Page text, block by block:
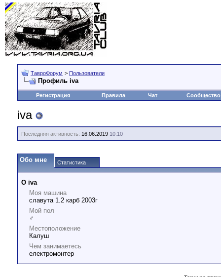
ТавроФорум > Пользователи
Профиль iva
Регистрация Правила Чат Сообщество
iva
Последняя активность: 16.06.2019 10:10
Обо мне Статистика
О iva
Моя машина
славута 1.2 карб 2003г
Мой пол
♂
Местоположение
Калуш
Чем занимаетесь
електромонтер